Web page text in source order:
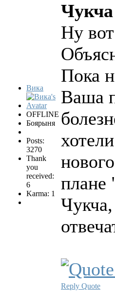
Вика
OFFLINE
Боярыня
Posts:
3270
Thank
you
received:
6
Karma: 1
Ну
Пока
Ваша
Reply Quote